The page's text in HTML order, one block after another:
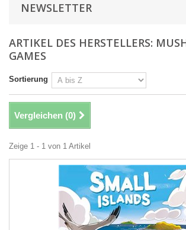
NEWSLETTER
ARTIKEL DES HERSTELLERS:
GAMES
Sortierung
Vergleichen (0)
Zeige 1 - 1 von 1 Artikel